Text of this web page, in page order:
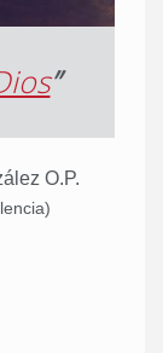
”
O.P.